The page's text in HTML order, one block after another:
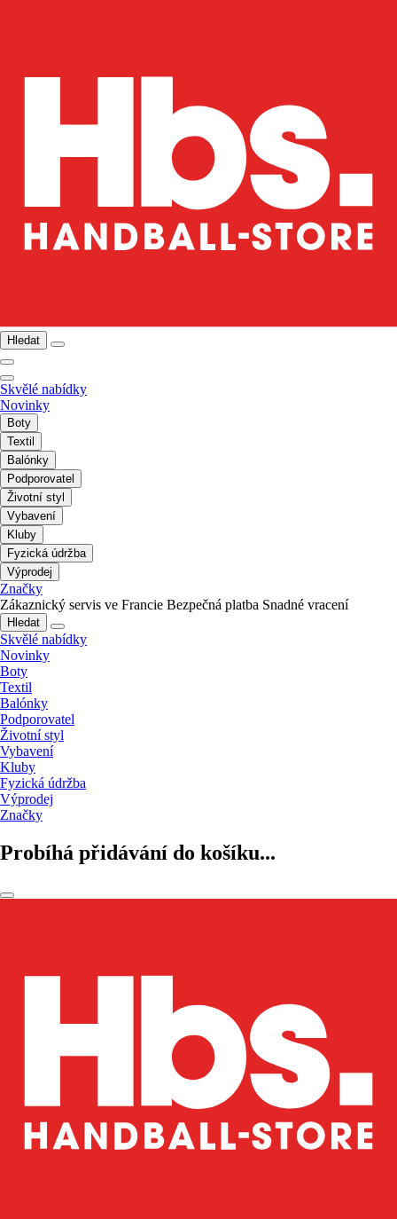
Hledat
Skvělé nabídky
Novinky
Boty
Textil
Balónky
Podporovatel
Životní styl
Vybavení
Kluby
Fyzická údržba
Výprodej
Značky
Zákaznický servis ve Francie Bezpečná platba Snadné vracení
Hledat
Skvělé nabídky
Novinky
Boty
Textil
Balónky
Podporovatel
Životní styl
Vybavení
Kluby
Fyzická údržba
Výprodej
Značky
Probíhá přidávání do košíku...